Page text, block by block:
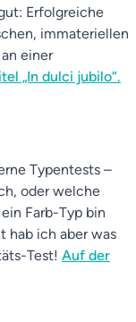
Erfolgreiche
immateriellen
einer
„In dulci jubilo“.
Typentests –
oder welche
Farb-Typ bin
hab ich aber was
Test! Auf der